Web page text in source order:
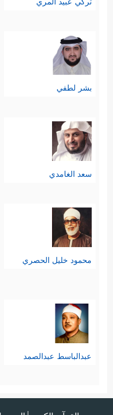
بشر لطفي
سعد الغامدي
محمود خليل الحصري
عبدالباسط عبدالصمد